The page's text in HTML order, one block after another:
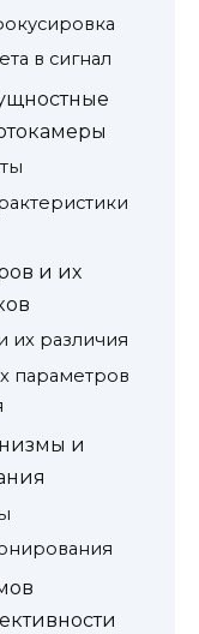
в сигнал
и их
их различия
параметров
и